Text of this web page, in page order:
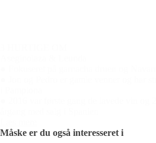
Måske er du også interesseret i